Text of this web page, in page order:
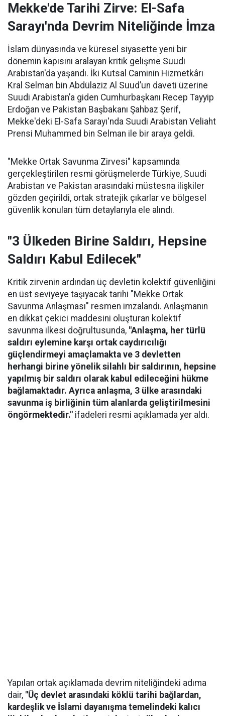
Mekke'de Tarihi Zirve: El-Safa
Sarayı'nda Devrim Niteliğinde İmza
İslam dünyasında ve küresel siyasette yeni bir
dönemin kapısını aralayan kritik gelişme Suudi
Arabistan'da yaşandı. İki Kutsal Caminin Hizmetkârı
Kral Selman bin Abdülaziz Al Suud’un daveti üzerine
Suudi Arabistan’a giden Cumhurbaşkanı Recep Tayyip
Erdoğan ve Pakistan Başbakanı Şahbaz Şerif,
Mekke'deki El-Safa Sarayı'nda Suudi Arabistan Veliaht
Prensi Muhammed bin Selman ile bir araya geldi.
"Mekke Ortak Savunma Zirvesi" kapsamında
gerçekleştirilen resmi görüşmelerde Türkiye, Suudi
Arabistan ve Pakistan arasındaki müstesna ilişkiler
gözden geçirildi, ortak stratejik çıkarlar ve bölgesel
güvenlik konuları tüm detaylarıyla ele alındı.
"3 Ülkeden Birine Saldırı, Hepsine
Saldırı Kabul Edilecek"
Kritik zirvenin ardından üç devletin kolektif güvenliğini
en üst seviyeye taşıyacak tarihi "Mekke Ortak
Savunma Anlaşması" resmen imzalandı. Anlaşmanın
en dikkat çekici maddesini oluşturan kolektif
savunma ilkesi doğrultusunda, "Anlaşma, her türlü
saldırı eylemine karşı ortak caydırıcılığı
güçlendirmeyi amaçlamakta ve 3 devletten
herhangi birine yönelik silahlı bir saldırının, hepsine
yapılmış bir saldırı olarak kabul edileceğini hükme
bağlamaktadır. Ayrıca anlaşma, 3 ülke arasındaki
savunma iş birliğinin tüm alanlarda geliştirilmesini
öngörmektedir." ifadeleri resmi açıklamada yer aldı.
Yapılan ortak açıklamada devrim niteliğindeki adıma
dair, "Üç devlet arasındaki köklü tarihi bağlardan,
kardeşlik ve İslami dayanışma temelindeki kalıcı